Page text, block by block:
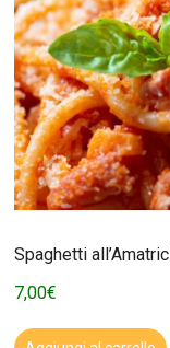
Spaghetti
7,00€